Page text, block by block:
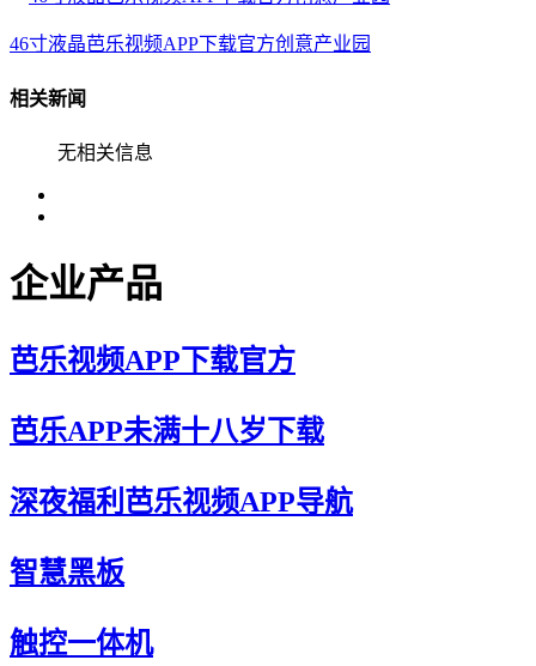
46寸液晶芭乐视频APP下载官方创意产业园
相关新闻
无相关信息
企业产品
芭乐视频APP下载官方
芭乐APP未满十八岁下载
深夜福利芭乐视频APP导航
智慧黑板
触控一体机